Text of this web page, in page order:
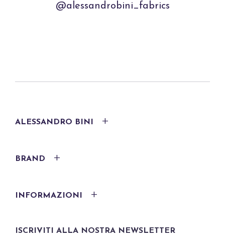
@alessandrobini_fabrics
ALESSANDRO BINI
BRAND
INFORMAZIONI
ISCRIVITI ALLA NOSTRA NEWSLETTER